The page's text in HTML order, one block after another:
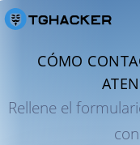
Русский
العربية
HACKEAR
Leer los
HACKEAR LA
CÓMO
Rellene el